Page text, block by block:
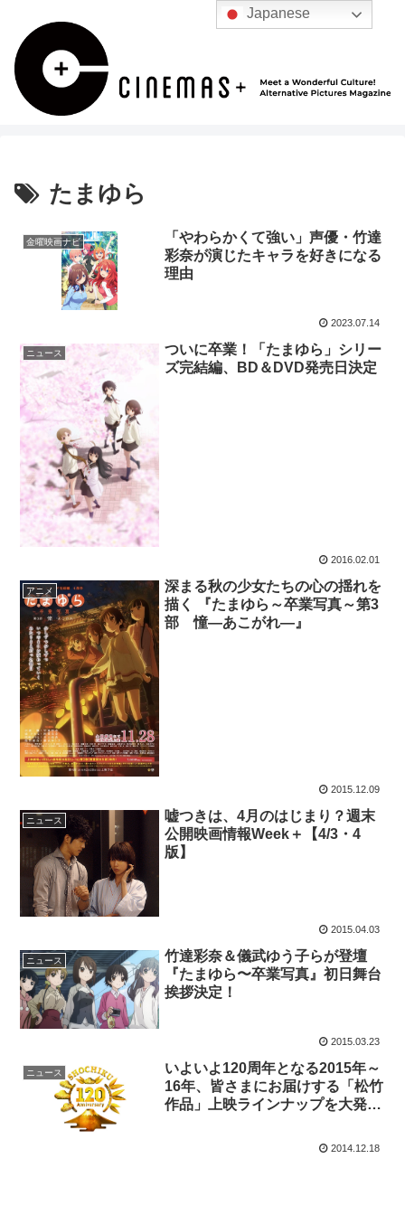
たまゆら
金曜映画ナビ
「やわらかくて強い」声優・竹達
彩奈が演じたキャラを好きになる
理由
2023.07.14
ニュース
ついに卒業！「たまゆら」シリー
ズ完結編、BD＆DVD発売日決定
2016.02.01
アニメ
深まる秋の少女たちの心の揺れを
描く 『たまゆら～卒業写真～第3
部 憧―あこがれ―』
2015.12.09
ニュース
嘘つきは、4月のはじまり？週末
公開映画情報Week＋【4/3・4
版】
2015.04.03
ニュース
竹達彩奈＆儀武ゆう子らが登壇
『たまゆら〜卒業写真』初日舞台
挨拶決定！
2015.03.23
ニュース
いよいよ120周年となる2015年～
16年、皆さまにお届けする「松竹
作品」上映ラインナップを大発表
2014.12.18
Japanese